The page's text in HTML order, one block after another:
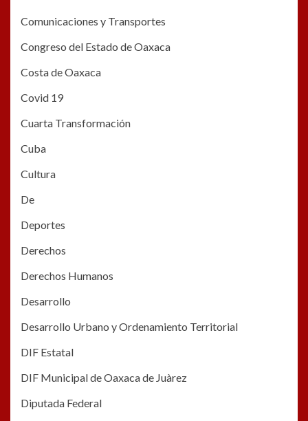
Comunicaciones y Transportes
Congreso del Estado de Oaxaca
Costa de Oaxaca
Covid 19
Cuarta Transformación
Cuba
Cultura
De
Deportes
Derechos
Derechos Humanos
Desarrollo
Desarrollo Urbano y Ordenamiento Territorial
DIF Estatal
DIF Municipal de Oaxaca de Juàrez
Diputada Federal